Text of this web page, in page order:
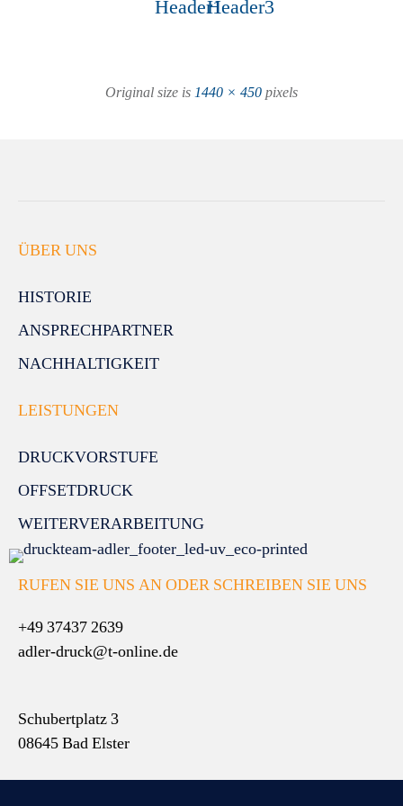
Header1Header3
Original size is 1440 × 450 pixels
ÜBER UNS
HISTORIE
ANSPRECHPARTNER
NACHHALTIGKEIT
LEISTUNGEN
DRUCKVORSTUFE
OFFSETDRUCK
WEITERVERARBEITUNG
RUFEN SIE UNS AN ODER SCHREIBEN SIE UNS
+49 37437 2639
adler-druck@t-online.de
Schubertplatz 3
08645 Bad Elster